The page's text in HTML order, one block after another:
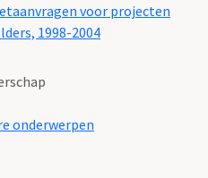
voor projecten
1998-2004
onderwerpen